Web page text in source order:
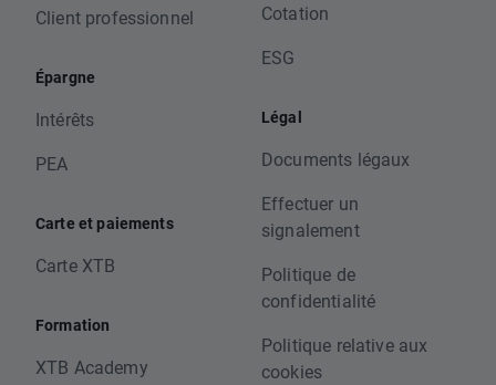
Client professionnel
Épargne
Intérêts
PEA
Carte et paiements
Carte XTB
Formation
XTB Academy
Cotation
ESG
Légal
Documents légaux
Effectuer un
signalement
Politique de
confidentialité
Politique relative aux
cookies